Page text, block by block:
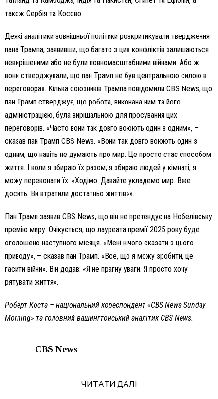
також Сербія та Косово.
Деякі аналітики зовнішньої політики розкритикували твердження
пана Трампа, заявивши, що багато з цих конфліктів залишаються
невирішеними або не були повномасштабними війнами. Або ж
вони стверджували, що пан Трамп не був центральною силою в
переговорах. Кілька союзників Трампа повідомили CBS News, що
пан Трамп стверджує, що робота, виконана ним та його
адміністрацією, була вирішальною для просування цих
переговорів. «Часто вони так довго воюють один з одним», –
сказав пан Трамп CBS News. «Вони так довго воюють один з
одним, що навіть не думають про мир. Це просто стає способом
життя. І коли я збираю їх разом, я збираю людей у ​​кімнаті, я
можу переконати їх: «Ходімо. Давайте укладемо мир. Вже
досить. Ви втратили достатньо життів»».
Пан Трамп заявив CBS News, що він не претендує на Нобелівську
премію миру. Очікується, що лауреата премії 2025 року буде
оголошено наступного місяця. «Мені нічого сказати з цього
приводу», – сказав пан Трамп. «Все, що я можу зробити, це
гасити війни». Він додав: «Я не прагну уваги. Я просто хочу
рятувати життя».
Роберт Коста – національний кореспондент «CBS News Sunday
Morning» та головний вашингтонський аналітик CBS News.
CBS News
ЧИТАТИ ДАЛІ